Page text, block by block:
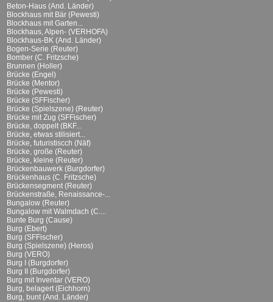
Beton-Haus (And. Länder)
Blockhaus mit Bär (Pewesti)
Blockhaus mit Garten...
Blockhaus, Alpen- (VERHOFA)
Blockhaus-BK (And. Länder)
Bogen-Serie (Reuter)
Bomber (C. Fritzsche)
Brunnen (Holler)
Brücke (Engel)
Brücke (Mentor)
Brücke (Pewesti)
Brücke (SFFischer)
Brücke (Spielszene) (Reuter)
Brücke mit Zug (SFFischer)
Brücke, doppelt (BKF...
Brücke, etwas stilisiert...
Brücke, futuristiscch (Näf)
Brücke, große (Reuter)
Brücke, kleine (Reuter)
Brückenbauwerk (Burgdorfer)
Brückenhaus (C. Fritzsche)
Brückensegment (Reuter)
Brückenstraße, Renaissance-...
Bungalow (Reuter)
Bungalow mit Walmdach (C....
Bunte Burg (Cause)
Burg (Ebert)
Burg (SFFischer)
Burg (Spielszene) (Heros)
Burg (VERO)
Burg I (Burgdorfer)
Burg II (Burgdorfer)
Burg mit Inventar (VERO)
Burg, belagert (Eichhorn)
Burg, bunt (And. Länder)